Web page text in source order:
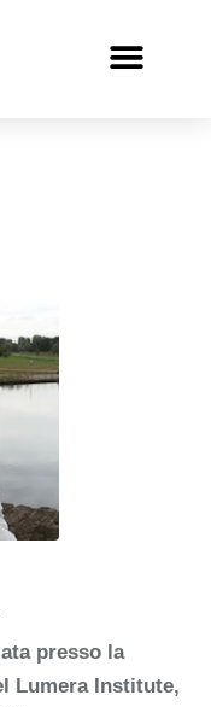
presso la
Lumera Institute,